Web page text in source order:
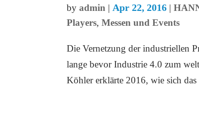
byadmin | Apr 22, 2016 |
Players,Messen und Events
Die Vernetzung der industriellen
lange bevor Industrie 4.0 zum
Köhler erklärte 2016, wie sich